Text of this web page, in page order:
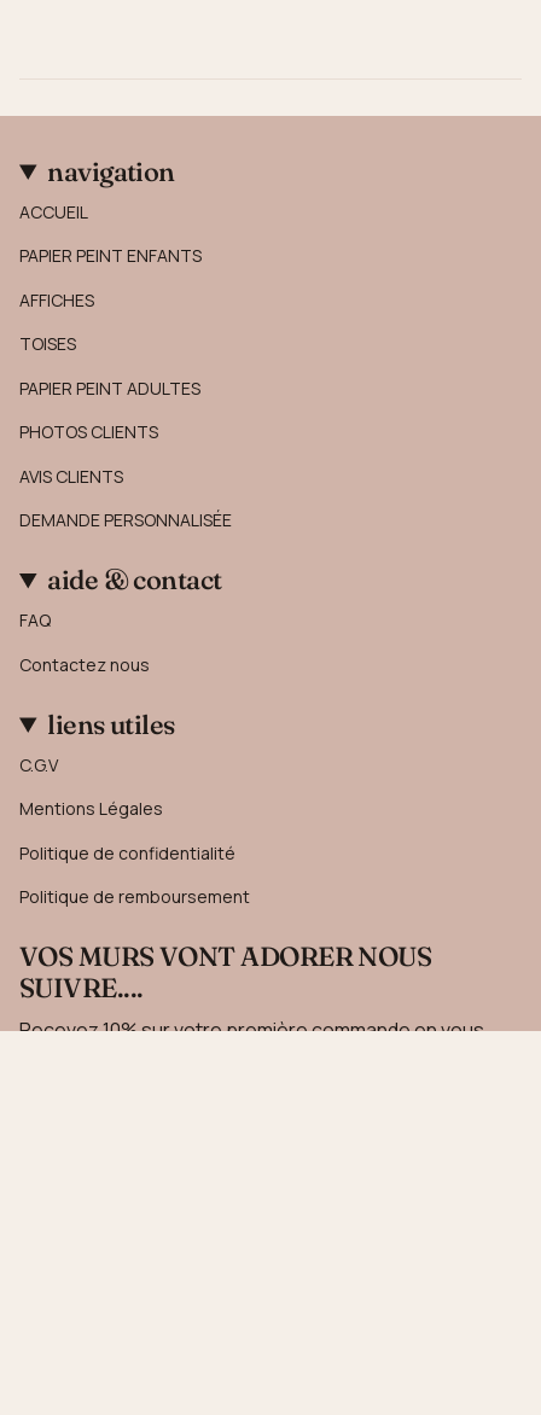
navigation
ACCUEIL
PAPIER PEINT ENFANTS
AFFICHES
TOISES
PAPIER PEINT ADULTES
PHOTOS CLIENTS
AVIS CLIENTS
DEMANDE PERSONNALISÉE
aide & contact
FAQ
Contactez nous
liens utiles
C.G.V
Mentions Légales
Politique de confidentialité
Politique de remboursement
VOS MURS VONT ADORER NOUS
SUIVRE....
Recevez 10% sur votre première commande en vous